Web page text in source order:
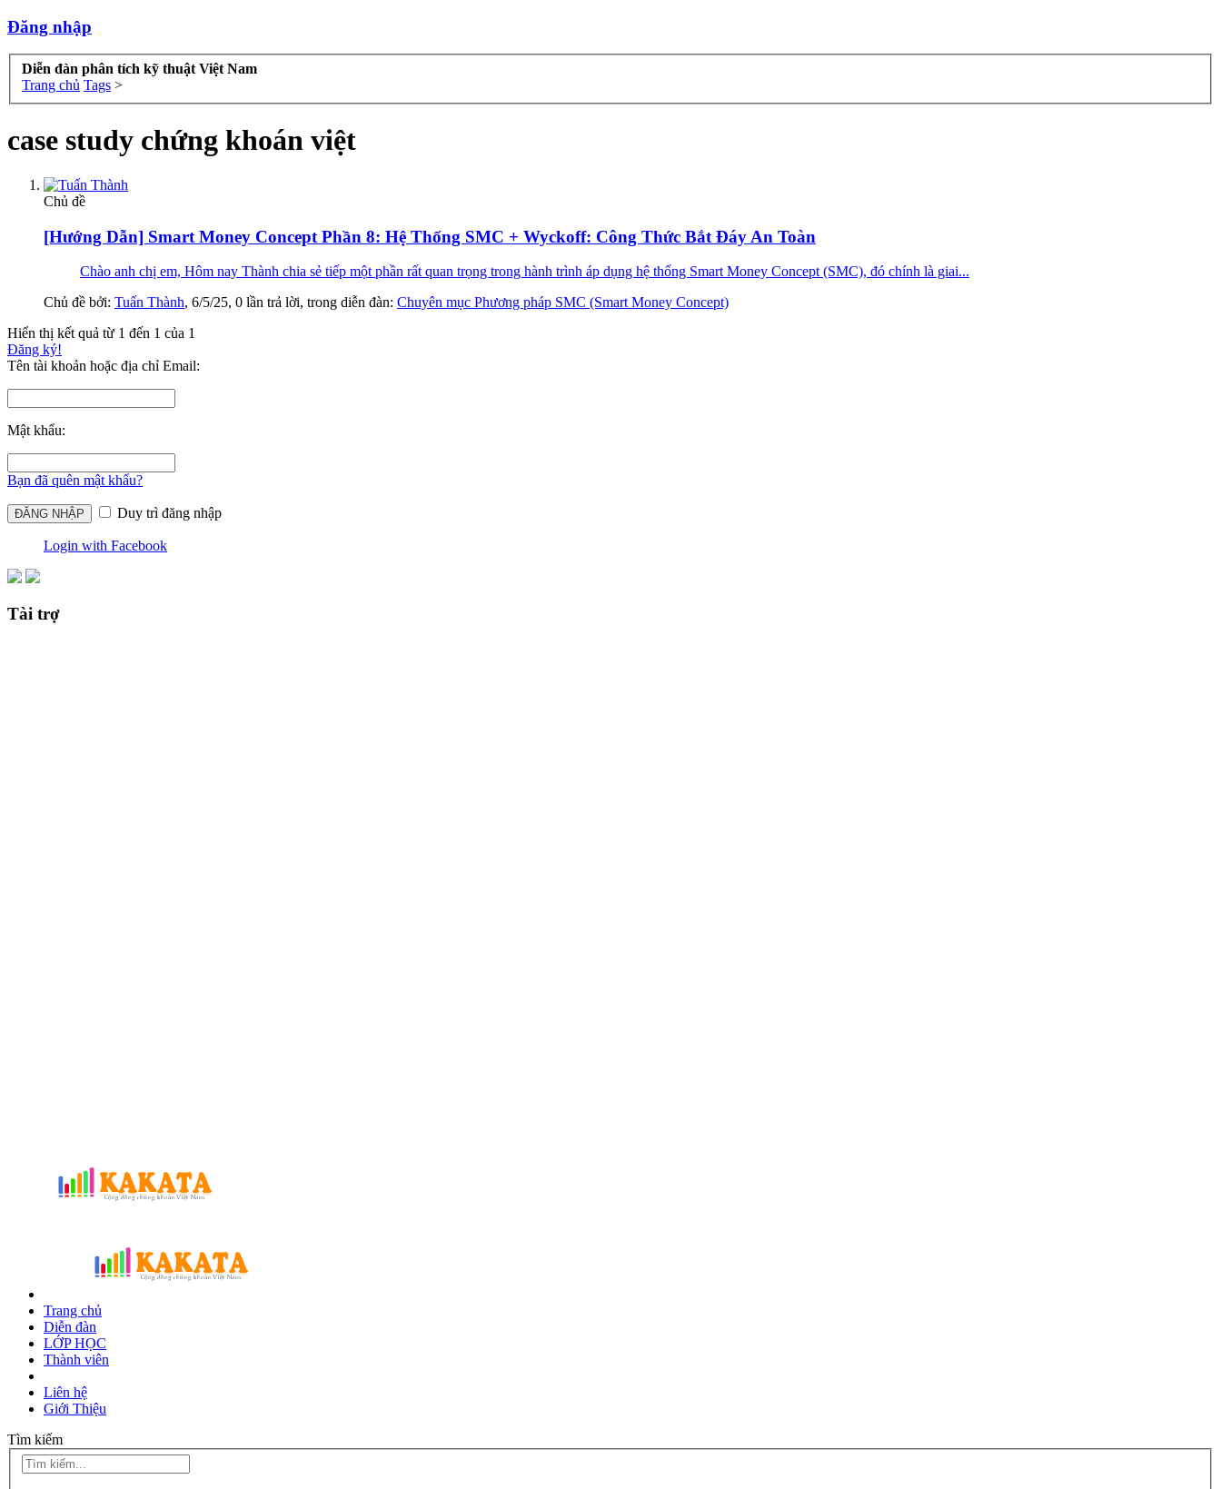
Đăng nhập
Diễn đàn phân tích kỹ thuật Việt Nam
Trang chủ Tags >
case study chứng khoán việt
Chủ đề
[Hướng Dẫn] Smart Money Concept Phần 8: Hệ Thống SMC + Wyckoff: Công Thức Bắt Đáy An Toàn
Chào anh chị em, Hôm nay Thành chia sẻ tiếp một phần rất quan trọng trong hành trình áp dụng hệ thống Smart Money Concept (SMC), đó chính là giai...
Chủ đề bởi: Tuấn Thành, 6/5/25, 0 lần trả lời, trong diễn đàn: Chuyên mục Phương pháp SMC (Smart Money Concept)
Hiển thị kết quả từ 1 đến 1 của 1
Đăng ký!
Tên tài khoản hoặc địa chỉ Email:
Mật khẩu:
Bạn đã quên mật khẩu?
Duy trì đăng nhập
Login with Facebook
Tài trợ
Trang chủ
Diễn đàn
LỚP HỌC
Thành viên
Liên hệ
Giới Thiệu
Tìm kiếm